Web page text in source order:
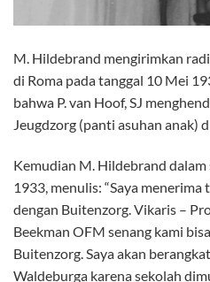
M. Hildebrand mengirimkan
di Roma pada tanggal 10 Mei
bahwa P. van Hoof, SJ
Jeugdzorg (panti asuhan anak)
Kemudian M. Hildebrand
1933, menulis: “Saya
dengan Buitenzorg. Vikaris –
Beekman OFM senang kami
Buitenzorg. Saya akan
Waldeburga karena sekolah